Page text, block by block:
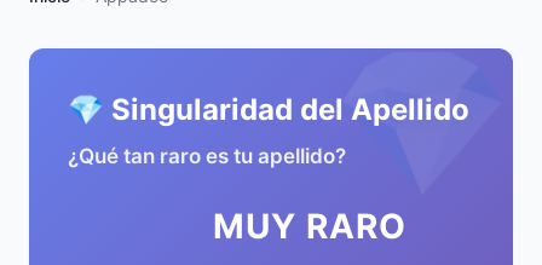
💎
💎 Singularidad del Apellido
¿Qué tan raro es tu apellido?
MUY RARO